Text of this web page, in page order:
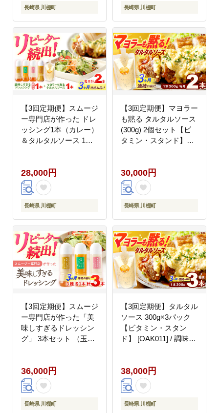
長崎県 川棚町 長崎県 川棚町
【3回定期便】スムージ
ー専門店が作った ドレ
ッシング1本（カレー）
＆タルタルソース 1個
28,000円
長崎県 川棚町
【3回定期便】マヨラー
も黙る タルタルソース
(300g) 2個セット【ビ
タミン・スタンド】
30,000円
長崎県 川棚町
【3回定期便】スムージ
ー専門店が作った「美
味しすぎるドレッシン
グ」 3本セット （玉ね
スタンド】 [OAK014] /
野菜ドレッシング サラ
ダ 調味料 ベジタブルド
レッシング 添加物不使
36,000円
長崎県 川棚町
【3回定期便】タルタル
ソース 300g×3パック
【ビタミン・スタン
ド】 [OAK011] / 調味料
料理 サンドイッチ タル
タルソース
38,000円
長崎県 川棚町